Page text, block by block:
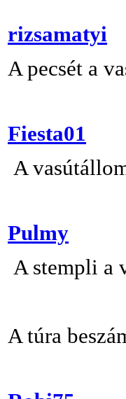
rizsamatyi
A pecsét a
Fiesta01
A
Pulmy
A stempli a
A túra